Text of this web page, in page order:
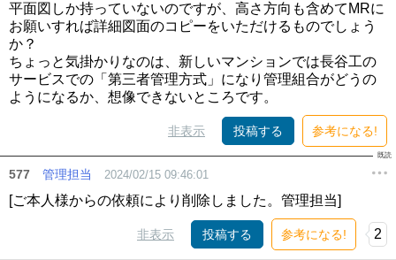
平面図しか持っていないのですが、高さ方向も含めてMRに
お願いすれば詳細図面のコピーをいただけるものでしょう
か？
ちょっと気掛かりなのは、新しいマンションでは長谷工の
サービスでの「第三者管理方式」になり管理組合がどうの
ようになるか、想像できないところです。
非表示 投稿する 参考になる!
577 管理担当 2024/02/15 09:46:01
[ご本人様からの依頼により削除しました。管理担当]
非表示 投稿する 参考になる! 2